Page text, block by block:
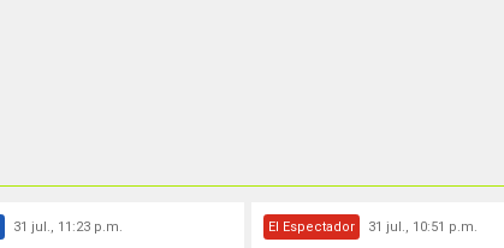
31 jul., 11:23 p.m. El Espectador 31 jul., 10:51 p.m.